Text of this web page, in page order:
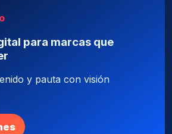
para marcas que
y pauta con visión